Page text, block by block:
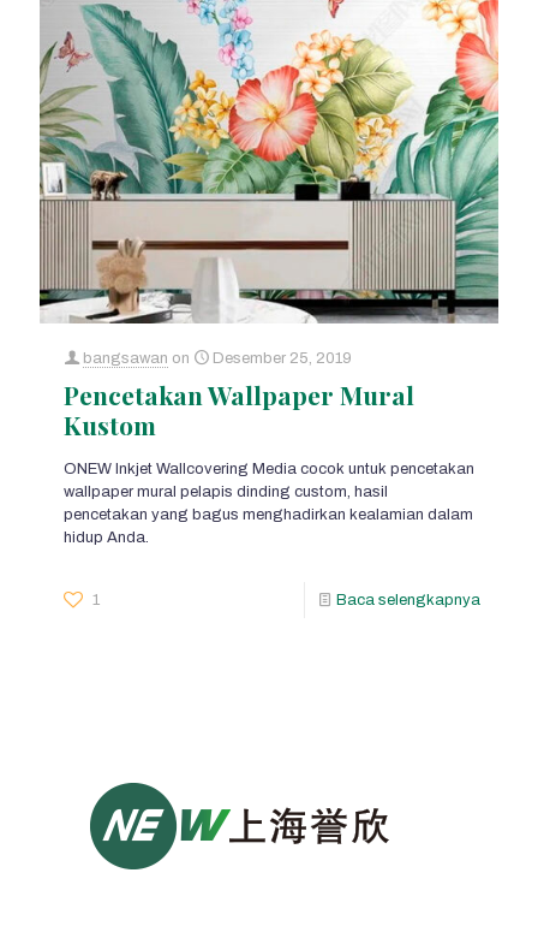
bangsawan on Desember 25, 2019
Pencetakan Wallpaper Mural
Kustom
ONEW Inkjet Wallcovering Media cocok untuk pencetakan
wallpaper mural pelapis dinding custom, hasil
pencetakan yang bagus menghadirkan kealamian dalam
hidup Anda.
1 Baca selengkapnya